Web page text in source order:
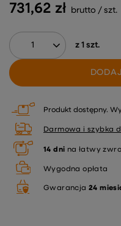
731,62 zł brutto / szt.
z 1 szt.
Produkt dostępny
Darmowa i szybka
14 dni na łatwy
Wygodna opłata
Gwarancja 24